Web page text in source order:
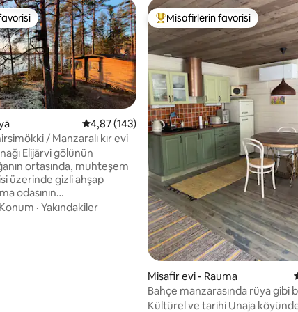
56 değerlendirme
5 üzerinden ortalama 4,87 puan, 143
4,87 (143)
/ Manzaralı kır evi
Elijärvi gölünün
ortasında, muhteşem
üzerinde gizli ahşap
odasının
ve terastan, muhteşem
Konum · Yakındakiler
Misafirlerin favorilerinden en
Misafirlerin favorisi
Misafir evi - Rauma
Bahçe manzarasında rüya gibi
kulübesi
Kültürel ve tarihi Unaja